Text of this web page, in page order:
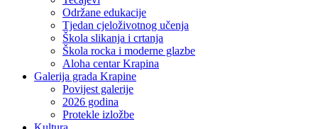
Održane edukacije
Tjedan cjeloživotnog učenja
Škola slikanja i crtanja
Škola rocka i moderne glazbe
Aloha centar Krapina
Galerija grada Krapine
Povijest galerije
2026 godina
Protekle izložbe